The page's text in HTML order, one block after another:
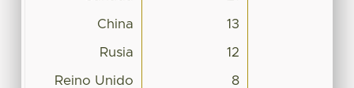
China 13
Rusia 12
Reino Unido 8